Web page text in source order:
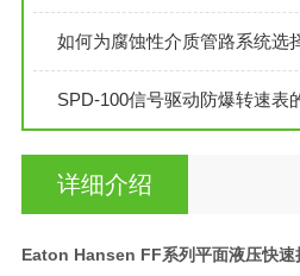
如何为腐蚀性介质管路系统选
SPD-100信号驱动防爆转速表
详细介绍
Eaton Hansen FF系列平面液压快速